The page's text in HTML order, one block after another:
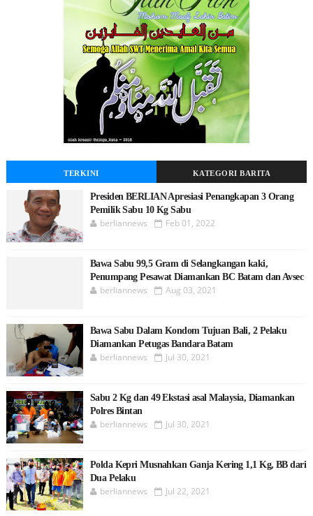
TERKINI KATEGORI BARITA
Presiden BERLIAN Apresiasi Penangkapan 3 Orang
Pemilik Sabu 10 Kg Sabu
berliannews Feb 01, 2022
Bawa Sabu 99,5 Gram di Selangkangan kaki,
Penumpang Pesawat Diamankan BC Batam dan Avsec
berliannews Aug 03, 2021
Bawa Sabu Dalam Kondom Tujuan Bali, 2 Pelaku
Diamankan Petugas Bandara Batam
berliannews Jul 30, 2021
Sabu 2 Kg dan 49 Ekstasi asal Malaysia, Diamankan
Polres Bintan
berliannews Jul 30, 2021
Polda Kepri Musnahkan Ganja Kering 1,1 Kg, BB dari
Dua Pelaku
berliannews Jul 22, 2021